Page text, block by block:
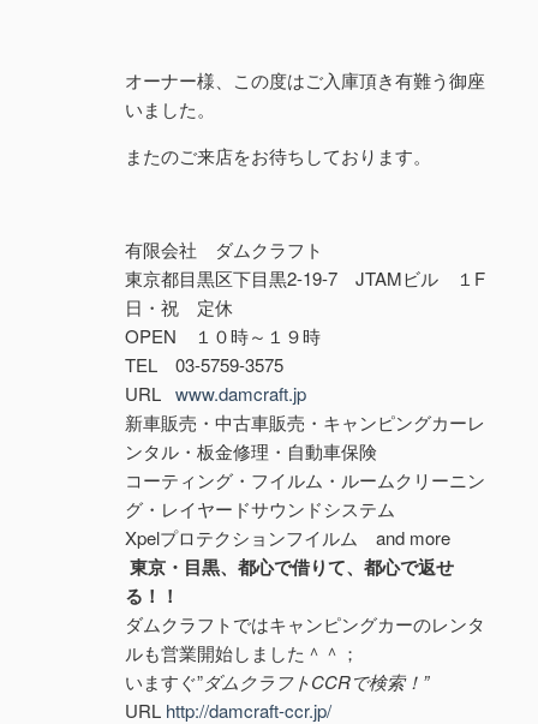
オーナー様、この度はご入庫頂き有難う御座
いました。
またのご来店をお待ちしております。
有限会社 ダムクラフト
東京都目黒区下目黒2-19-7 JTAMビル １F
日・祝 定休
OPEN １０時～１９時
TEL 03-5759-3575
URL www.damcraft.jp
新車販売・中古車販売・キャンピングカーレ
ンタル・板金修理・自動車保険
コーティング・フイルム・ルームクリーニン
グ・レイヤードサウンドシステム
Xpelプロテクションフイルム and more
東京・目黒、都心で借りて、都心で返せ
る！！
ダムクラフトではキャンピングカーのレンタ
ルも営業開始しました＾＾；
いますぐ”ダムクラフトCCRで検索！”
URL http://damcraft-ccr.jp/